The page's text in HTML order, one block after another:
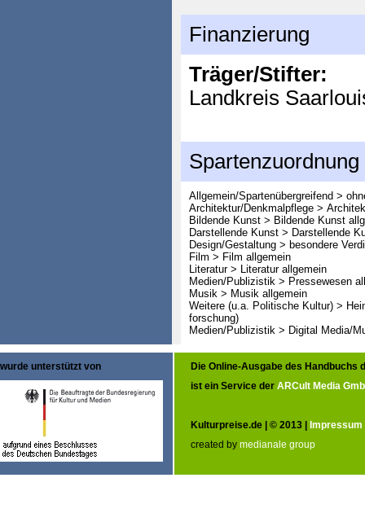
Finanzierung
Träger/Stifter:
Landkreis
Spartenzuordnung
Allgemein/Spartenübergreifend >
Architektur/Denkmalpflege >
Bildende Kunst > Bildende Kunst
Darstellende Kunst > Darstellende
Design/Gestaltung > besondere
Film > Film allgemein
Literatur > Literatur allgemein
Medien/Publizistik > Pressewesen
Musik > Musik allgemein
Weitere (u.a. Politische Kultur) >
forschung)
Medien/Publizistik > Digital Media/
wurde unterstützt von
Die Online-Ausgabe des Handbuchs
ist ein Service der ARCult Media
Kulturpreise.de | © 2013 | Impressum
created by medianale group